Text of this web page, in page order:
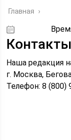
Главная ›
Наша редакция
г. Москва,
Телефон: 8 (800)